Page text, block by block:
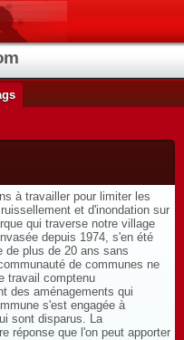
à travailler pour limiter les
et d'inondation sur
qui traverse notre village
depuis 1974, s'en été
de plus de 20 ans sans
de communes ne
travail comptenu
des aménagements qui
s'est engagée à
sont disparus. La
réponse que l'on peut apporter